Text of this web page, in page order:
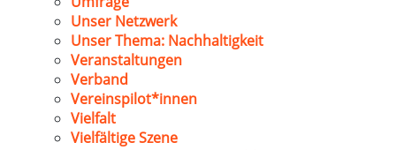
Unser Netzwerk
Unser Thema: Nachhaltigkeit
Veranstaltungen
Verband
Vereinspilot*innen
Vielfalt
Vielfältige Szene